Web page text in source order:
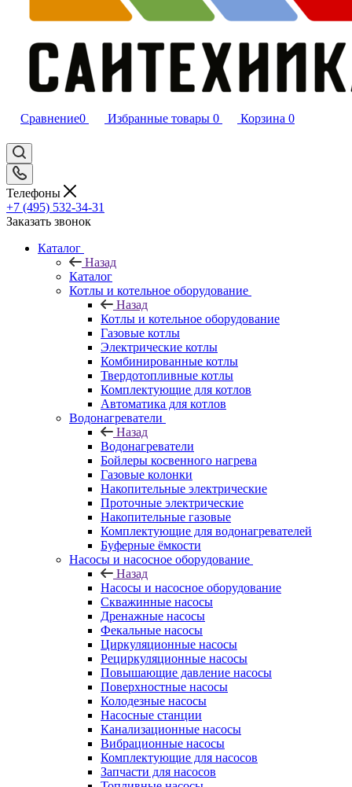
Сравнение0 Избранные товары 0 Корзина 0
Телефоны
+7 (495) 532‑34‑31
Заказать звонок
Каталог
Назад
Каталог
Котлы и котельное оборудование
Назад
Котлы и котельное оборудование
Газовые котлы
Электрические котлы
Комбинированные котлы
Твердотопливные котлы
Комплектующие для котлов
Автоматика для котлов
Водонагреватели
Назад
Водонагреватели
Бойлеры косвенного нагрева
Газовые колонки
Накопительные электрические
Проточные электрические
Накопительные газовые
Комплектующие для водонагревателей
Буферные ёмкости
Насосы и насосное оборудование
Назад
Насосы и насосное оборудование
Скважинные насосы
Дренажные насосы
Фекальные насосы
Циркуляционные насосы
Рециркуляционные насосы
Повышающие давление насосы
Поверхностные насосы
Колодезные насосы
Насосные станции
Канализационные насосы
Вибрационные насосы
Комплектующие для насосов
Запчасти для насосов